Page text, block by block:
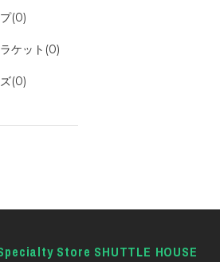
(0)
ケット(0)
(0)
Store SHUTTLE HOUSE